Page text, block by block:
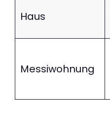
Haus
Messiwohnung